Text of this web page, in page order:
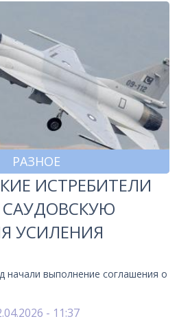
РАЗНОЕ
ИСТРЕБИТЕЛИ
УСИЛЕНИЯ
начали выполнение соглашения о
- 11:37